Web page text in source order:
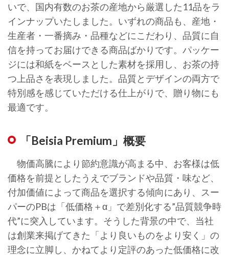
いで、国内有数のお茶の産地から厳選した11品をラ
インナップいたしました。いずれの商品も、産地・
生産者・一番摘み・品種などにこだわり、品質に自
信を持ってお届けできる商品ばかりです。パッケー
ジには和紙をベースとした素材を採用し、お茶の持
つ上品さを表現しました。品質とデザインの両方で
特別感を感じていただける仕上がりで、贈り物にも
最適です。
「Beisia Premium」概要
物価高騰により節約意識が高まる中、お客様は低
価格を前提としたうえでブランドや品質・味など、
付加価値によって商品を選択する傾向にあり、スー
パーのPBは「低価格＋α」で差別化する”品質競争時
代”に突入しています。そうした背景の中で、当社
は創業来掲げてきた「より良いものをより安く」の
理念に立脚し、かねてより定評のあった低価格に改